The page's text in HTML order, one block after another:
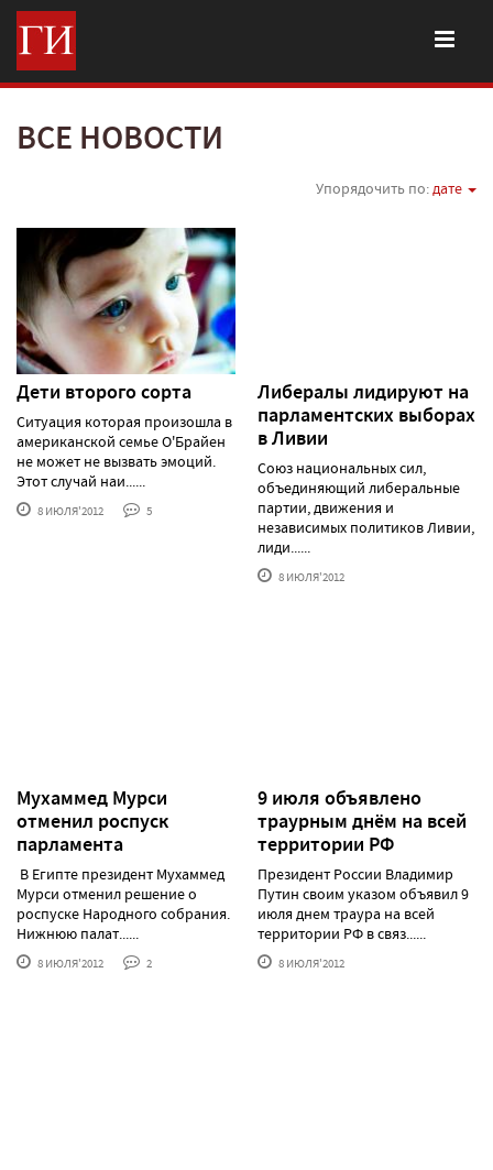
ВСЕ НОВОСТИ
Упорядочить по:дате
Дети второго сорта
Ситуация которая произошла в
американской семье О'Брайен
не может не вызвать эмоций.
Этот случай наи......
8 ИЮЛЯ'2012 5
Либералы лидируют на
парламентских выборах
в Ливии
Союз национальных сил,
объединяющий либеральные
партии, движения и
независимых политиков Ливии,
лиди......
8 ИЮЛЯ'2012
Мухаммед Мурси
отменил роспуск
парламента
В Египте президент Мухаммед
Мурси отменил решение о
роспуске Народного собрания.
Нижнюю палат......
8 ИЮЛЯ'2012 2
9 июля объявлено
траурным днём на всей
территории РФ
Президент России Владимир
Путин своим указом объявил 9
июля днем траура на всей
территории РФ в связ......
8 ИЮЛЯ'2012